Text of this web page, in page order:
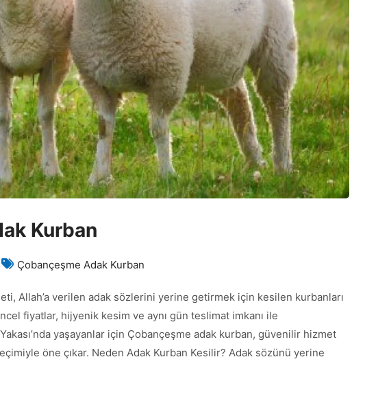
Kurban
Çobançeşme Adak Kurban
Allah’a verilen adak sözlerini yerine getirmek için kesilen kurbanları
fiyatlar, hijyenik kesim ve aynı gün teslimat imkanı ile
yaşayanlar için Çobançeşme adak kurban, güvenilir hizmet
öne çıkar. Neden Adak Kurban Kesilir? Adak sözünü yerine